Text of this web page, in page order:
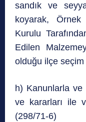
sandık ve
koyarak, Örnek
Kurulu
Edilen
olduğu ilçe
h) Kanunlarla
ve kararları ile
(298/71-6)